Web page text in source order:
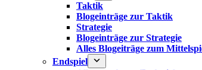
Taktik
Blogeinträge zur Taktik
Strategie
Blogeinträge zur Strategie
Alles Blogeiträge zum
Endspiel